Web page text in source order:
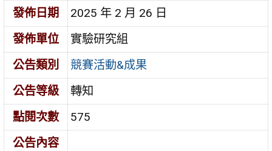
發佈日期
2025 年 2 月 26 日
發佈單位
實驗研究組
公告類別
競賽活動&成果
公告等級
轉知
點閱次數
575
公告內容